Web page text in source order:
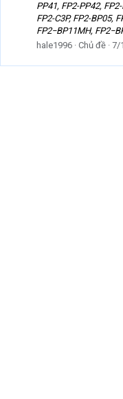
PP41, FP2-PP42,
FP2-C3P, FP2-BP05,
FP2−BP11MH,
hale1996 Chủ đề 7/